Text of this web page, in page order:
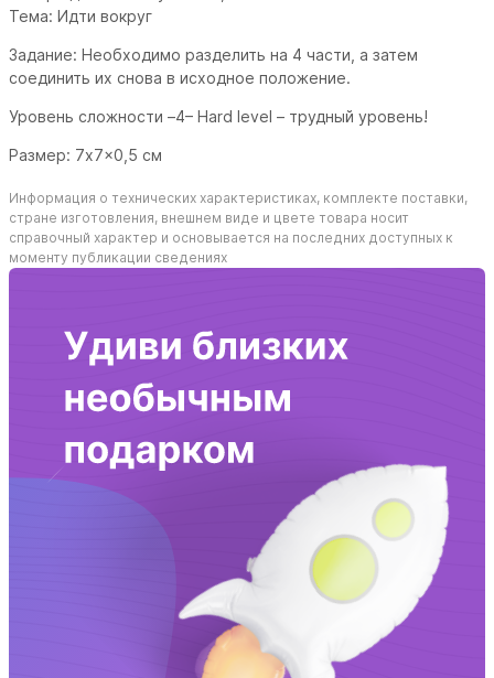
Тема: Идти вокруг
Задание: Необходимо разделить на 4 части, а затем
соединить их снова в исходное положение.
Уровень сложности –4– Hard level – трудный уровень!
Размер: 7x7x0,5 см
Информация о технических характеристиках, комплекте поставки,
стране изготовления, внешнем виде и цвете товара носит
справочный характер и основывается на последних доступных к
моменту публикации сведениях